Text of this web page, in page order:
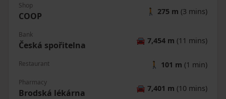
Shop
COOP 🚶 275 m (3 mins)
Bank
Česká spořitelna 🚘 7,454 m (11 mins)
Restaurant 🚶 101 m (1 min)
Pharmacy
Brodská lékárna 🚘 7,401 m (10 mins)